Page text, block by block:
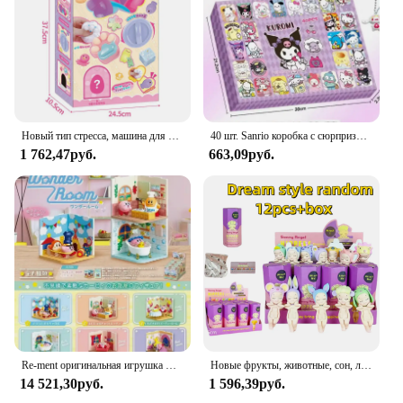
and guests.
1 762,47руб.
40 шт. Sanrio коробка с сюрпризом Kuromi Hello Kitty Рождественская коробка с календарем для Адвента Аниме фигурки корикоричного цвета кукла игрушка кулон подарок
663,09руб.
14 521,30руб.
Новые фрукты, животные, сон, лицо, слепая коробка, автомобильное украшение, украшение для мобильного телефона, ручная работа, настольная аниме-кукла
1 596,39руб.